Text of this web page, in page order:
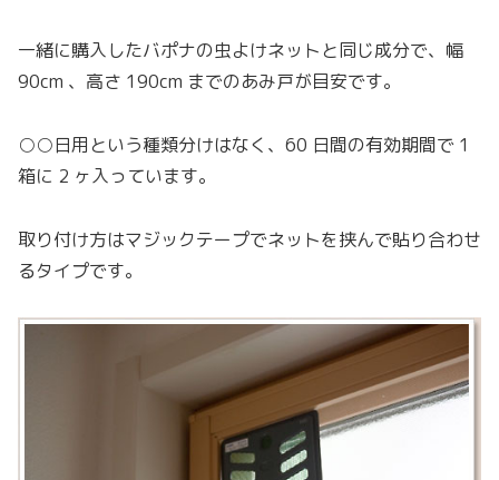
一緒に購入したバポナの虫よけネットと同じ成分で、幅
90cm 、高さ 190cm までのあみ戸が目安です。
○○日用という種類分けはなく、60 日間の有効期間で 1
箱に 2 ヶ入っています。
取り付け方はマジックテープでネットを挟んで貼り合わせ
るタイプです。